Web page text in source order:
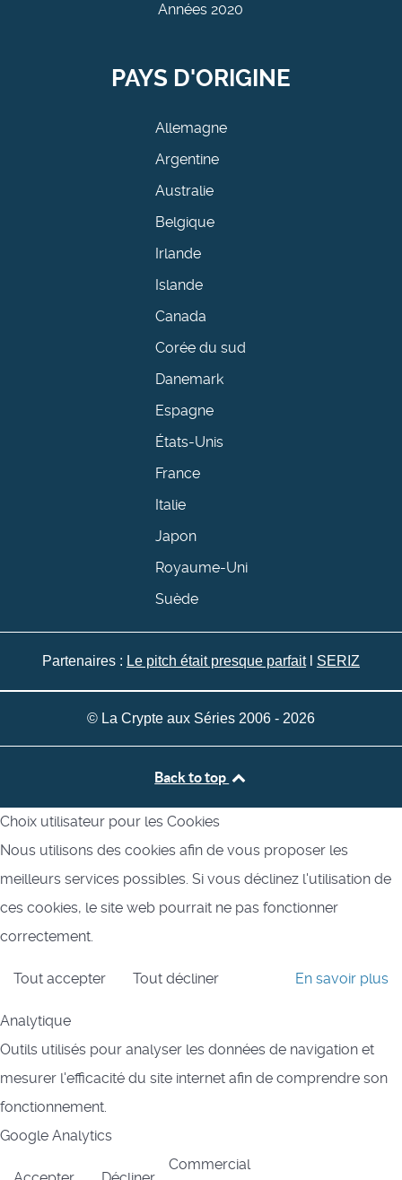
Années 2020
PAYS D'ORIGINE
Allemagne
Argentine
Australie
Belgique
Irlande
Islande
Canada
Corée du sud
Danemark
Espagne
États-Unis
France
Italie
Japon
Royaume-Uni
Suède
Partenaires : Le pitch était presque parfaitl SERIZ
© La Crypte aux Séries 2006 - 2026
Back to top
Choix utilisateur pour les Cookies
Nous utilisons des cookies afin de vous proposer les
meilleurs services possibles. Si vous déclinez l'utilisation de
ces cookies, le site web pourrait ne pas fonctionner
correctement.
Tout accepter Tout décliner En savoir plus
Analytique
Outils utilisés pour analyser les données de navigation et
mesurer l'efficacité du site internet afin de comprendre son
fonctionnement.
Google Analytics
Commercial